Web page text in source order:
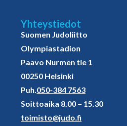
Yhteystiedot
Suomen Judoliitto
Olympiastadion
Paavo Nurmen tie 1
00250 Helsinki
Puh.050-384 7563
Soittoaika 8.00 – 15.30
toimisto@judo.fi